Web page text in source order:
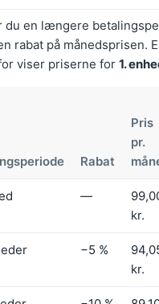
du en længere
rabat på månedsprisen.
viser priserne for 1.
Rabat
Pris
pr.
—
kr.
−5 %
kr.